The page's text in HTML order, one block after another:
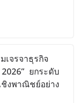
เจรจาธุรกิจ
2026” ยกระดับ
งพาณิชย์อย่าง